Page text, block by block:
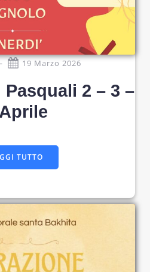
- 19 Marzo 2026
2 – 3 –
TUTTO